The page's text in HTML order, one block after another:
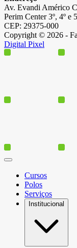
Av. Evandi Américo
Perim Center 3º, 4º e
CEP: 29375-000
Copyright © 2026 -
Digital Pixel
Cursos
Polos
Serviços
Institucional